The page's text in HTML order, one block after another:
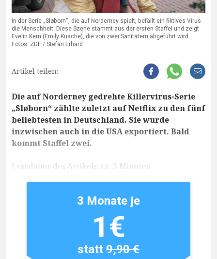
In der Serie „Sløborn“, die auf Norderney spielt, befällt ein fiktives Virus
die Menschheit. Diese Szene stammt aus der ersten Staffel und zeigt
Evelin Kern (Emily Kusche), die von zwei Sanitätern abgeführt wird.
Fotos: ZDF / Stefan Erhard
Artikel teilen:
Die auf Norderney gedrehte Killervirus-Serie
„Sløborn“ zählte zuletzt auf Netflix zu den fünf
beliebtesten in Deutschland. Sie wurde
inzwischen auch in die USA exportiert. Bald
kommt Staffel zwei.
Lesedauer des Artikels: ca. 3 Minuten
3 Monate je
1€
statt9,90 €